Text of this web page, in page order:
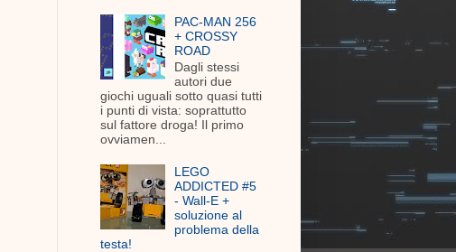
PAC-MAN 256
+ CROSSY
ROAD
Dagli stessi
autori due
giochi uguali sotto quasi tutti
i punti di vista: soprattutto
sul fattore droga! Il primo
ovviamen...
LEGO
ADDICTED #5
- Wall-E +
soluzione al
problema della
testa!